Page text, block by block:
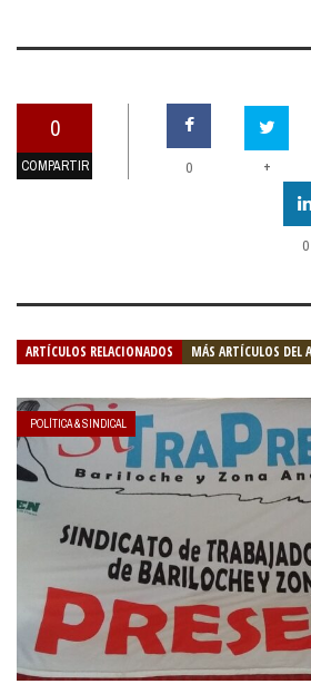
0
COMPARTIR 0 +
0
ARTÍCULOS RELACIONADOS MÁS ARTÍCULOS DEL
POLÍTICA & SINDICAL